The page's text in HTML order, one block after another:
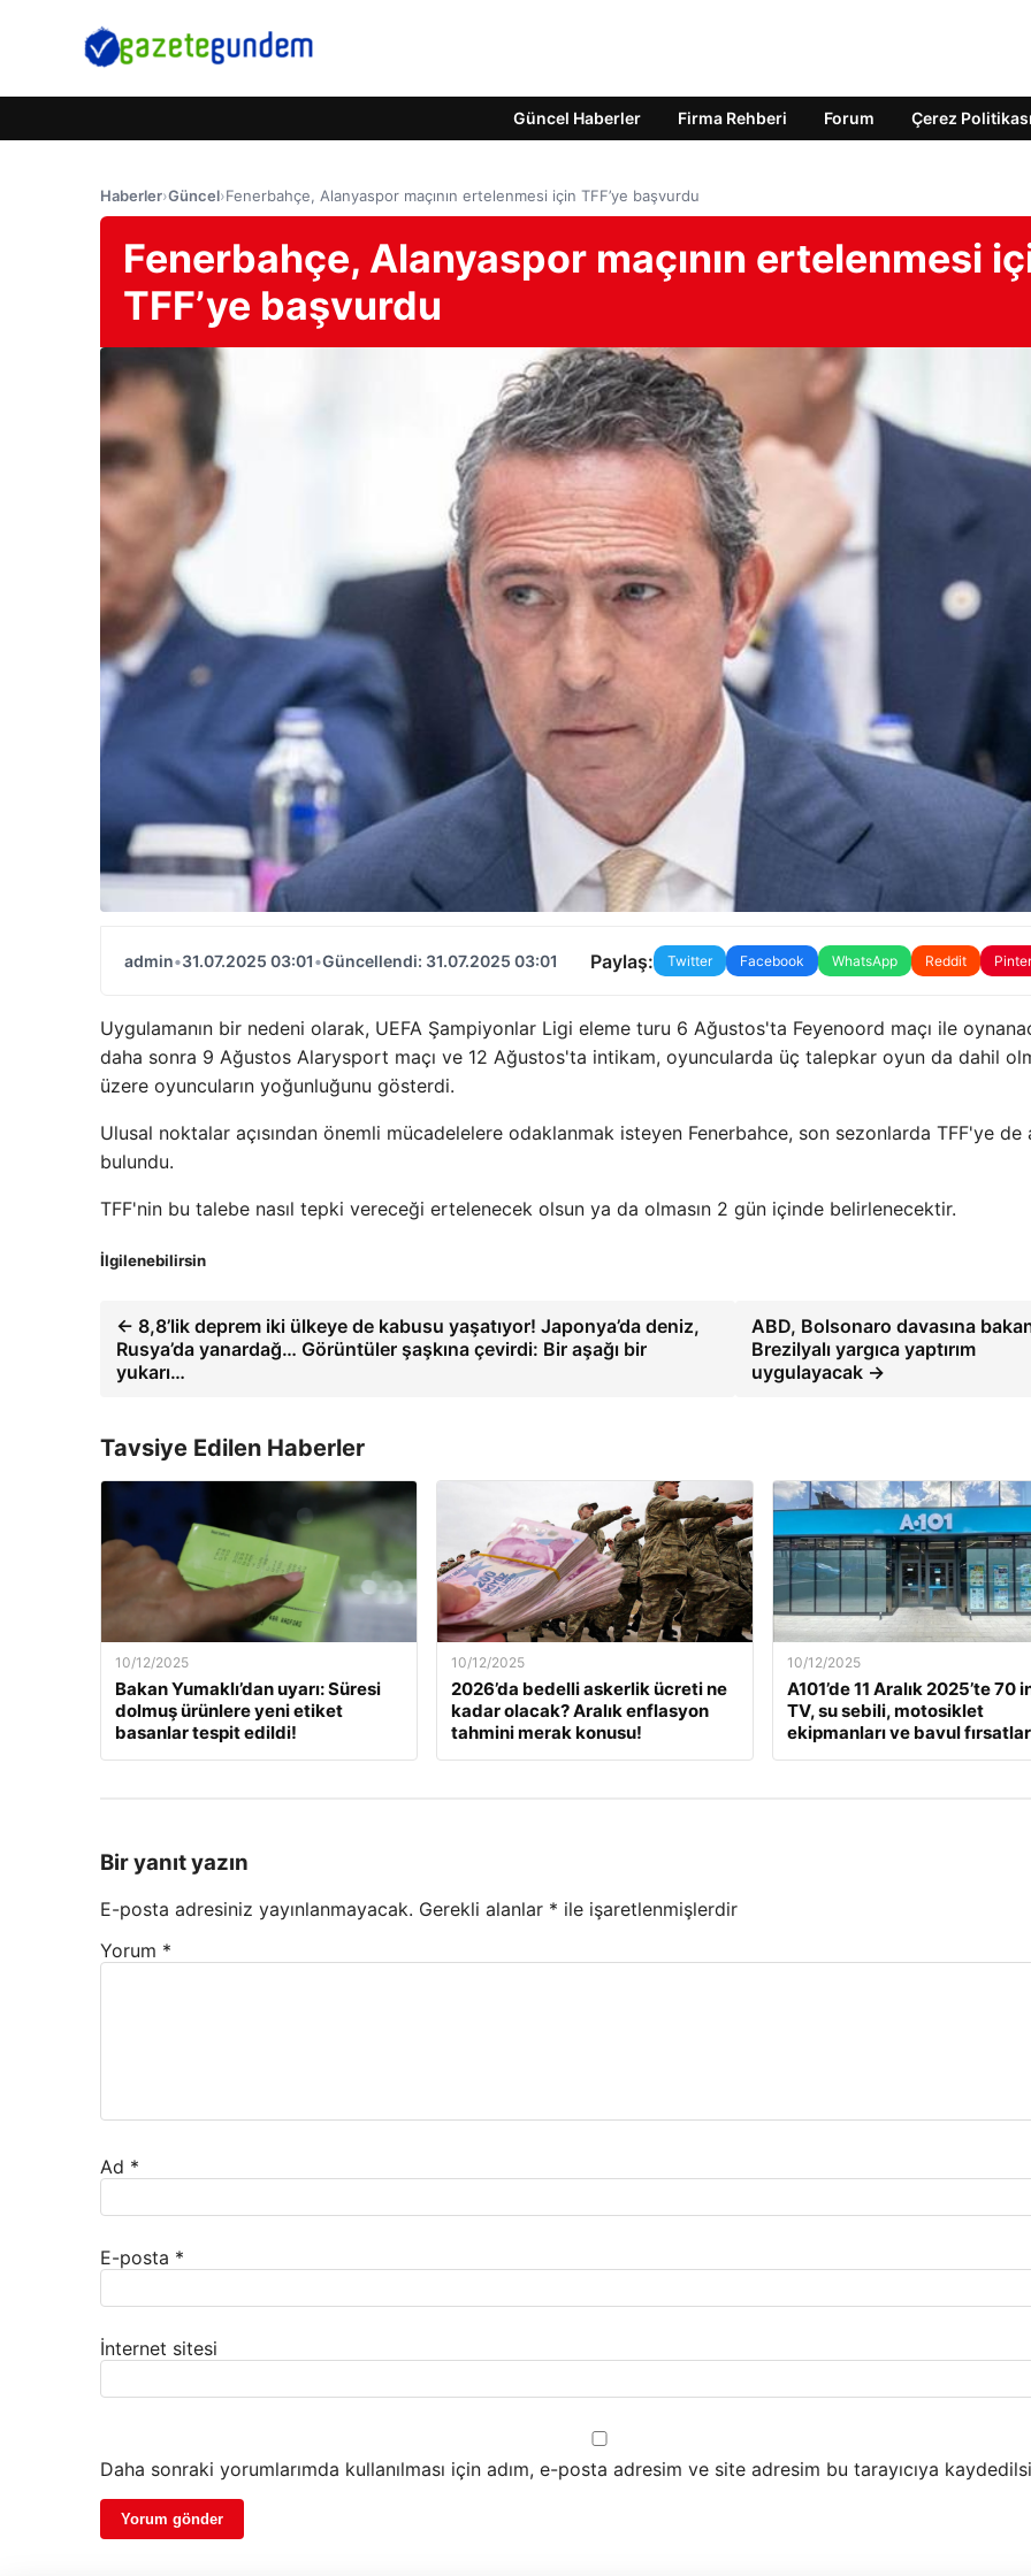
Güncel Haberler Firma Rehberi Forum Çerez Politikası
Haberler›Güncel›Fenerbahçe, Alanyaspor maçının ertelenmesi için TFF’ye başvurdu
Fenerbahçe, Alanyaspor maçının ertelenmesi
TFF’ye başvurdu
admin•31.07.2025 03:01•Güncellendi: 31.07.2025 03:01 Paylaş: Twitter Facebook WhatsApp Reddit
Uygulamanın bir nedeni olarak, UEFA Şampiyonlar Ligi eleme turu 6 Ağustos'ta Feyenoord maçı ile
daha sonra 9 Ağustos Alarysport maçı ve 12 Ağustos'ta intikam, oyuncularda üç talepkar oyun da dahil
üzere oyuncuların yoğunluğunu gösterdi.
Ulusal noktalar açısından önemli mücadelelere odaklanmak isteyen Fenerbahce, son sezonlarda TFF'ye de
bulundu.
TFF'nin bu talebe nasıl tepki vereceği ertelenecek olsun ya da olmasın 2 gün içinde belirlenecektir.
İlgilenebilirsin
← 8,8’lik deprem iki ülkeye de kabusu yaşatıyor! Japonya’da deniz,
Rusya’da yanardağ… Görüntüler şaşkına çevirdi: Bir aşağı bir
yukarı…
ABD, Bolsonaro davasına
Brezilyalı yargıca yaptırım
uygulayacak →
Tavsiye Edilen Haberler
10/12/2025
Bakan Yumaklı’dan uyarı: Süresi
dolmuş ürünlere yeni etiket
basanlar tespit edildi!
10/12/2025
2026’da bedelli askerlik ücreti ne
kadar olacak? Aralık enflasyon
tahmini merak konusu!
10/12/2025
A101’de 11 Aralık 2025’te 70
TV, su sebili, motosiklet
ekipmanları ve bavul
Bir yanıt yazın
E-posta adresiniz yayınlanmayacak. Gerekli alanlar * ile işaretlenmişlerdir
Yorum *
Ad *
E-posta *
İnternet sitesi
Daha sonraki yorumlarımda kullanılması için adım, e-posta adresim ve site adresim bu tarayıcıya